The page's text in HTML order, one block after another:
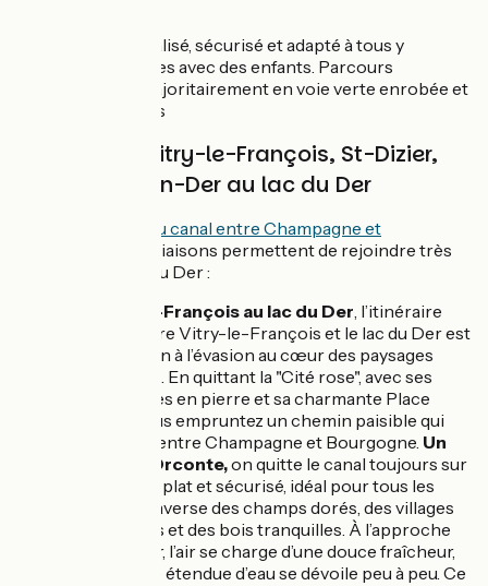
Itinéraire facile, balisé, sécurisé et adapté à tous y
compris les familles avec des enfants. Parcours
quasiment plat majoritairement en voie verte enrobée et
chemins stabilisés
Liaisons de Vitry-le-François, St-Dizier,
de Montier-en-Der au lac du Der
du canal entre Champagne et
, deux liaisons permettent de rejoindre très
facilement le lac du Der :
De Vitry-le-François au lac du Der, l’itinéraire
cyclable entre Vitry-le-François et le lac du Der est
une invitation à l’évasion au cœur des paysages
champenois. En quittant la "Cité rose", avec ses
belles façades en pierre et sa charmante Place
d'Armes, vous empruntez un chemin paisible qui
suit le canal entre Champagne et Bourgogne. Un
peu après Orconte,on quitte le canal toujours sur
un parcours plat et sécurisé, idéal pour tous les
niveaux. Il traverse des champs dorés, des villages
pittoresques et des bois tranquilles. À l’approche
du lac du Der, l’air se charge d’une douce fraîcheur,
et l’immense étendue d’eau se dévoile peu à peu. Ce